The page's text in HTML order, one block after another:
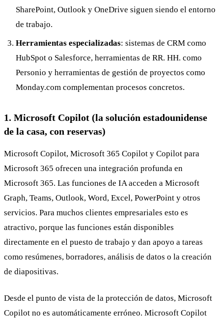
SharePoint, Outlook y OneDrive siguen siendo el entorno
de trabajo.
Herramientas especializadas: sistemas de CRM como
HubSpot o Salesforce, herramientas de RR. HH. como
Personio y herramientas de gestión de proyectos como
Monday.com complementan procesos concretos.
1. Microsoft Copilot (la solución estadounidense
de la casa, con reservas)
Microsoft Copilot, Microsoft 365 Copilot y Copilot para
Microsoft 365 ofrecen una integración profunda en
Microsoft 365. Las funciones de IA acceden a Microsoft
Graph, Teams, Outlook, Word, Excel, PowerPoint y otros
servicios. Para muchos clientes empresariales esto es
atractivo, porque las funciones están disponibles
directamente en el puesto de trabajo y dan apoyo a tareas
como resúmenes, borradores, análisis de datos o la creación
de diapositivas.
Desde el punto de vista de la protección de datos, Microsoft
Copilot no es automáticamente erróneo. Microsoft Copilot